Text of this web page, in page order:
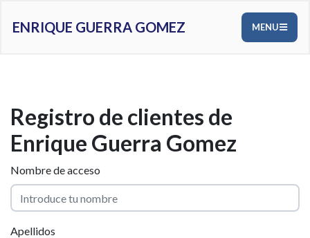
ENRIQUE GUERRA GOMEZ MENU
Registro de clientes de
Enrique Guerra Gomez
Nombre de acceso
Apellidos